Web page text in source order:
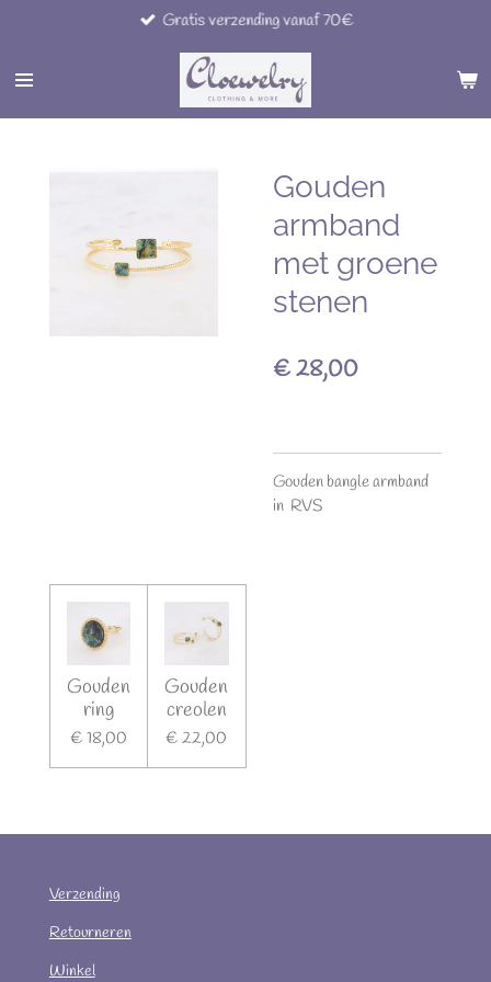
naar
hoofdinhoud
Gratis verzending vanaf 70€
Gouden
armband
met groene
stenen
€ 28,00
Gouden bangle armband
in RVS
Gouden
ring
€ 18,00
Gouden
creolen
€ 22,00
Verzending
Retourneren
Winkel